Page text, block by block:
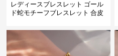
レディースブレスレット ゴール
ド蛇モチーフブレスレット 合皮